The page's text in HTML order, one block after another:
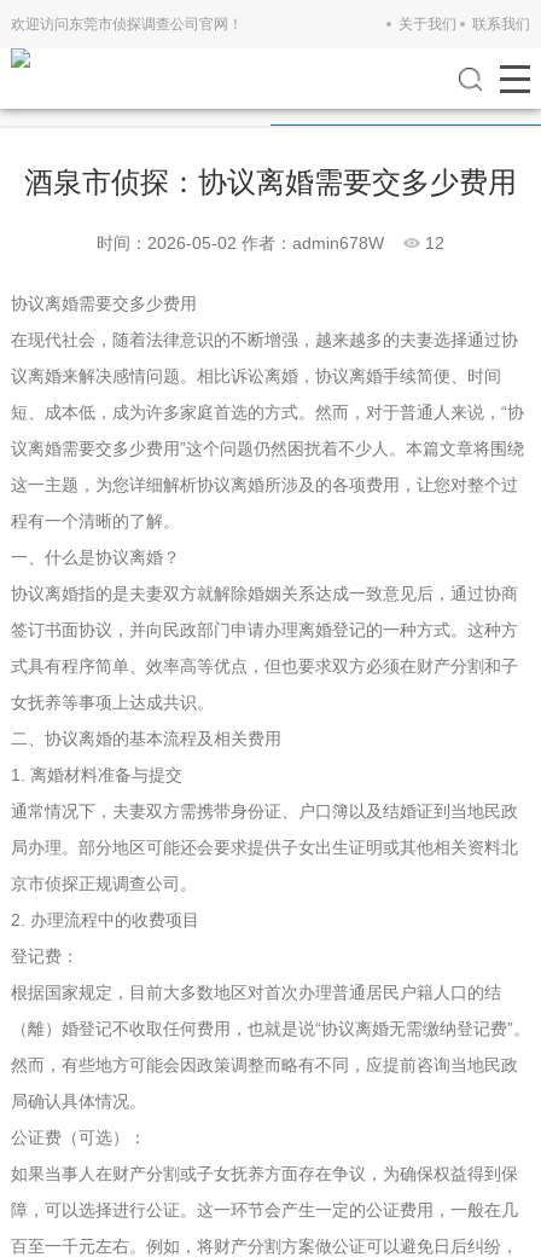
欢迎访问东莞市侦探调查公司官网！ 关于我们 联系我们
酒泉市侦探：协议离婚需要交多少费用
时间：2026-05-02 作者：admin678W 12
协议离婚需要交多少费用
在现代社会，随着法律意识的不断增强，越来越多的夫妻选择通过协
议离婚来解决感情问题。相比诉讼离婚，协议离婚手续简便、时间
短、成本低，成为许多家庭首选的方式。然而，对于普通人来说，“协
议离婚需要交多少费用”这个问题仍然困扰着不少人。本篇文章将围绕
这一主题，为您详细解析协议离婚所涉及的各项费用，让您对整个过
程有一个清晰的了解。
一、什么是协议离婚？
协议离婚指的是夫妻双方就解除婚姻关系达成一致意见后，通过协商
签订书面协议，并向民政部门申请办理离婚登记的一种方式。这种方
式具有程序简单、效率高等优点，但也要求双方必须在财产分割和子
女抚养等事项上达成共识。
二、协议离婚的基本流程及相关费用
1. 离婚材料准备与提交
通常情况下，夫妻双方需携带身份证、户口簿以及结婚证到当地民政
局办理。部分地区可能还会要求提供子女出生证明或其他相关资料北
京市侦探正规调查公司 。
2. 办理流程中的收费项目
登记费：
根据国家规定，目前大多数地区对首次办理普通居民户籍人口的结
（離）婚登记不收取任何费用，也就是说“协议离婚无需缴纳登记费”。
然而，有些地方可能会因政策调整而略有不同，应提前咨询当地民政
局确认具体情况。
公证费（可选）：
如果当事人在财产分割或子女抚养方面存在争议，为确保权益得到保
障，可以选择进行公证。这一环节会产生一定的公证费用，一般在几
百至一千元左右。例如，将财产分割方案做公证可以避免日后纠纷，